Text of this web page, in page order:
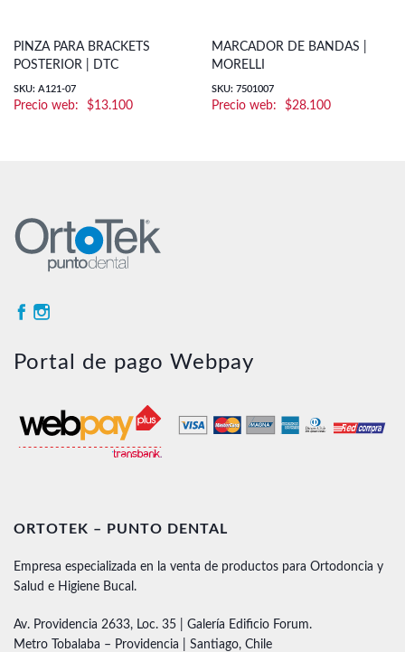
PINZA PARA BRACKETS
POSTERIOR | DTC
SKU: A121-07
$13.100
MARCADOR DE BANDAS |
MORELLI
SKU: 7501007
$28.100
Portal de pago Webpay
ORTOTEK – PUNTO DENTAL
Empresa especializada en la venta de productos para Ortodoncia y
Salud e Higiene Bucal.
Av. Providencia 2633, Loc. 35 | Galería Edificio Forum.
Metro Tobalaba – Providencia | Santiago, Chile